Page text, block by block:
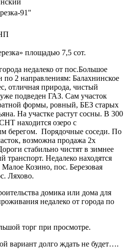
91"
площадью 7,5 сот.
недалеко от пос.Большое
2 направлениям: Балахнинское
отличная природа, чистый
подведен ГАЗ. Сам участок
формы, ровный, БЕЗ старых
На участке растут сосны. В 300
находится озеро с
берегом. Порядочные соседи. По
возможна продажа 2х
стабильно чистят в зимнее
транспорт. Недалеко находятся
Козино, пос. Березовая
Ляхово.
домика или дома для
недалеко от города по
торг при просмотре.
вариант долго ждать не будет….